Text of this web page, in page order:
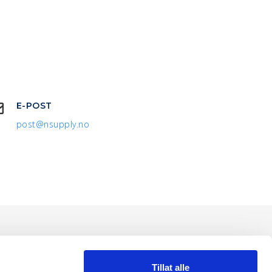
Tillat alle
E-POST
post@nsupply.no